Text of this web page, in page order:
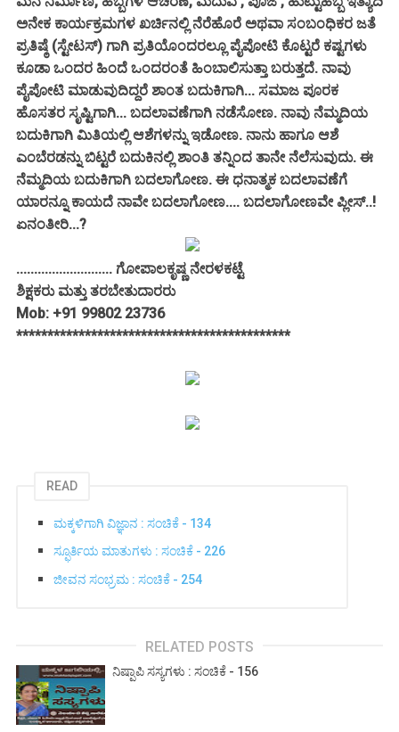
ಅನೇಕ ಕಾರ್ಯಕ್ರಮಗಳ ಖರ್ಚಿನಲ್ಲಿ ನೆರೆಹೊರೆ ಅಥವಾ ಸಂಬಂಧಿಕರ ಜತೆ
ಪ್ರತಿಷ್ಠೆ (ಸ್ಟೇಟಸ್) ಗಾಗಿ ಪ್ರತಿಯೊಂದರಲ್ಲೂ ಪೈಪೋಟಿ ಕೊಟ್ಟರೆ ಕಷ್ಟಗಳು
ಕೂಡಾ ಒಂದರ ಹಿಂದೆ ಒಂದರಂತೆ ಹಿಂಬಾಲಿಸುತ್ತಾ ಬರುತ್ತದೆ. ನಾವು
ಪೈಪೋಟಿ ಮಾಡುವುದಿದ್ದರೆ ಶಾಂತ ಬದುಕಿಗಾಗಿ... ಸಮಾಜ ಪೂರಕ
ಹೊಸತರ ಸೃಷ್ಟಿಗಾಗಿ... ಬದಲಾವಣೆಗಾಗಿ ನಡೆಸೋಣ. ನಾವು ನೆಮ್ಮದಿಯ
ಬದುಕಿಗಾಗಿ ಮಿತಿಯಲ್ಲಿ ಆಶೆಗಳನ್ನು ಇಡೋಣ. ನಾನು ಹಾಗೂ ಆಶೆ
ಎಂಬೆರಡನ್ನು ಬಿಟ್ಟರೆ ಬದುಕಿನಲ್ಲಿ ಶಾಂತಿ ತನ್ನಿಂದ ತಾನೇ ನೆಲೆಸುವುದು. ಈ
ನೆಮ್ಮದಿಯ ಬದುಕಿಗಾಗಿ ಬದಲಾಗೋಣ. ಈ ಧನಾತ್ಮಕ ಬದಲಾವಣೆಗೆ
ಯಾರನ್ನೂ ಕಾಯದೆ ನಾವೇ ಬದಲಾಗೋಣ.... ಬದಲಾಗೋಣವೇ ಪ್ಲೀಸ್..!
ಏನಂತೀರಿ...?
........................... ಗೋಪಾಲಕೃಷ್ಣ ನೇರಳಕಟ್ಟೆ
ಶಿಕ್ಷಕರು ಮತ್ತು ತರಬೇತುದಾರರು
Mob: +91 99802 23736
********************************************
READ
ಮಕ್ಕಳಿಗಾಗಿ ವಿಜ್ಞಾನ : ಸಂಚಿಕೆ - 134
ಸ್ಫೂರ್ತಿಯ ಮಾತುಗಳು : ಸಂಚಿಕೆ - 226
ಜೀವನ ಸಂಭ್ರಮ : ಸಂಚಿಕೆ - 254
RELATED POSTS
ನಿಷ್ಪಾಪಿ ಸಸ್ಯಗಳು : ಸಂಚಿಕೆ - 156